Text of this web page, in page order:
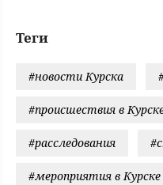
Теги
#новости Курска
#происшествия в
#расследования
#мероприятия в Курске